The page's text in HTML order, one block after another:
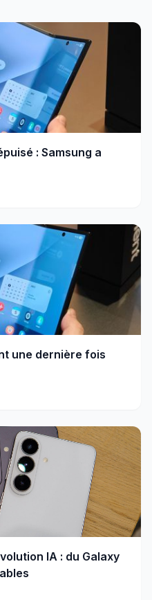
: Samsung a
une dernière fois
IA : du Galaxy